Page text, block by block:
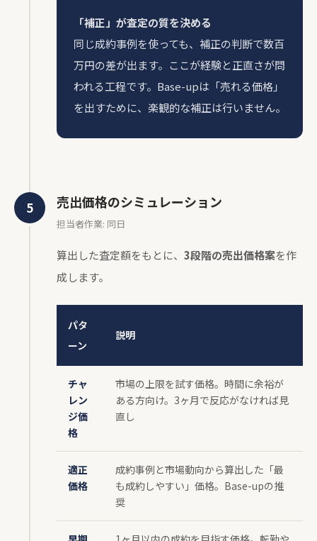
「補正」が査定の質を決める
同じ成約事例を使っても、補正の判断で数百
万円の差が出ます。ここが経験と正直さが問
われる工程です。Base-upは「売れる価格」
を出すために、楽観的な補正は行いません。
売出価格のシミュレーション
担当者作業: 同日
算出した査定額をもとに、 3段階の売出価格案を作
成します。
パタ
ーン
説明
チャ
レン
ジ価
格
市場の上限を試す価格。時間に余裕が
ある方向け。3ヶ月で反応がなければ見
直し
適正
価格
成約事例と市場動向から算出した「最
も成約しやすい」価格。Base-upの推
奨